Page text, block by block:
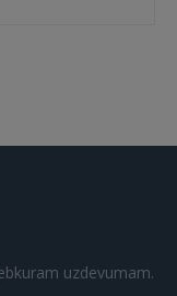
Atcerēties?
uzdevumam.